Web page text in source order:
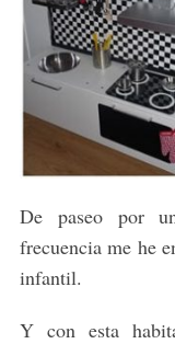
De paseo por
frecuencia me he
infantil.
Y con esta
S
e
h
o
r